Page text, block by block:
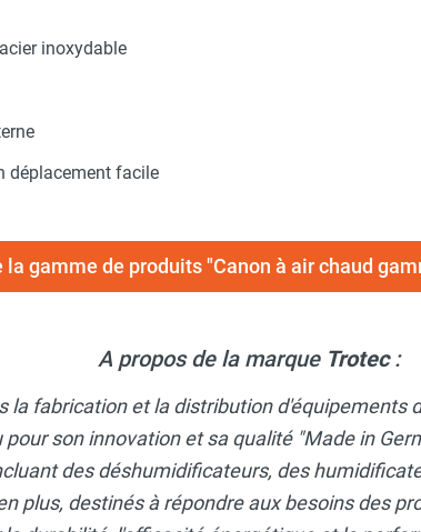
inoxydable
déplacement facile
gamme de produits "Canon à air chaud
A propos de la marque Trotec:
la fabrication et la distribution d'équipements
pour son innovation et sa qualité "Made in
des déshumidificateurs, des
plus, destinés à répondre aux besoins des